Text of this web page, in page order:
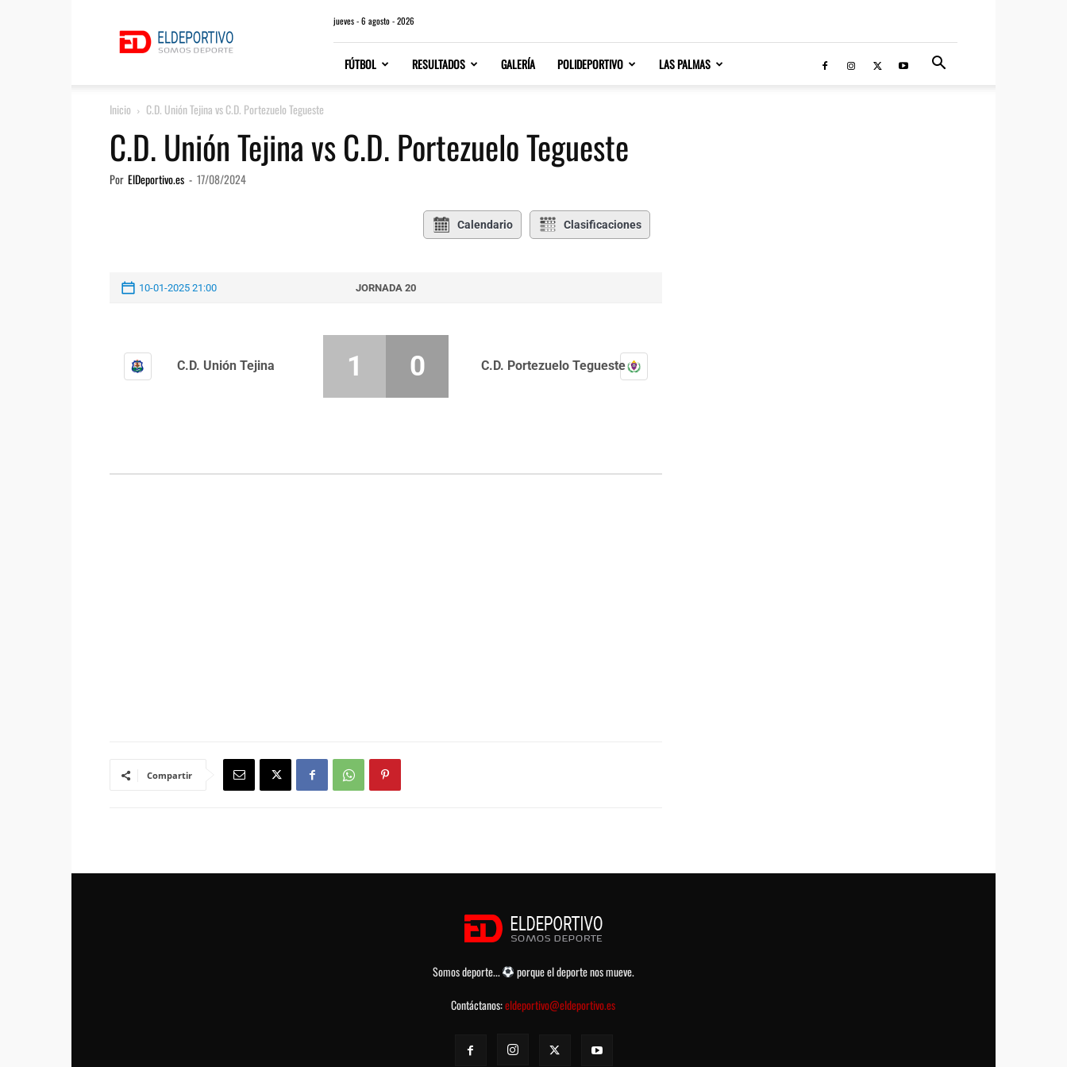
jueves - 6 agosto - 2026
FÚTBOL RESULTADOS GALERÍA POLIDEPORTIVO LAS PALMAS
Inicio C.D. Unión Tejina vs C.D. Portezuelo Tegueste
C.D. Unión Tejina vs C.D. Portezuelo Tegueste
Por ElDeportivo.es - 17/08/2024
Calendario Clasificaciones
10-01-2025 21:00 JORNADA 20
C.D. Unión Tejina C.D. Portezuelo Tegueste
1 0
Compartir
Somos deporte...
porque el deporte nos mueve.
Contáctanos:eldeportivo@eldeportivo.es